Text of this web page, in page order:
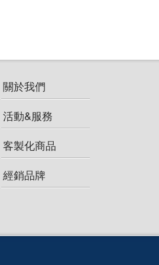
LOWA
FIZAN
關於我們
活動&服務
客製化商品
經銷品牌